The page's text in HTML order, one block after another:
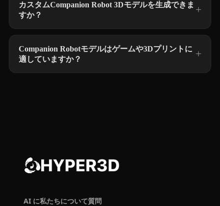
カスタムCompanion Robot 3Dモデルを生成できま
すか？
Companion Robotモデルはゲームや3Dプリントに
適していますか？
AI に私たちについて質問